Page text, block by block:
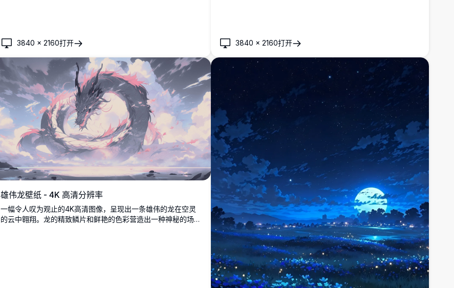
3840 ×2160打开 3840 × 2160打开
雄伟龙壁纸 - 4K 高清分辨率
一幅令人叹为观止的4K高清图像，呈现出一条雄伟的龙在空灵
的云中翱翔。龙的精致鳞片和鲜艳的色彩营造出一种神秘的场